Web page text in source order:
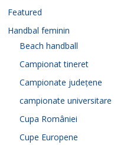
Featured
Handbal feminin
Beach handball
Campionat tineret
Campionate județene
campionate universitare
Cupa României
Cupe Europene